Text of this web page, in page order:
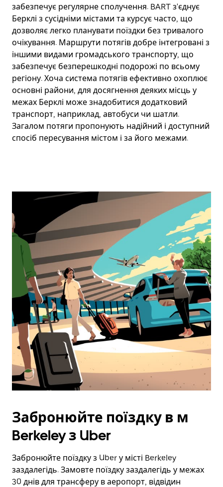
забезпечує регулярне сполучення. BART з'єднує
Берклі з сусідніми містами та курсує часто, що
дозволяє легко планувати поїздки без тривалого
очікування. Маршрути потягів добре інтегровані з
іншими видами громадського транспорту, що
забезпечує безперешкодні подорожі по всьому
регіону. Хоча система потягів ефективно охоплює
основні райони, для досягнення деяких місць у
межах Берклі може знадобитися додатковий
транспорт, наприклад, автобуси чи шатли.
Загалом потяги пропонують надійний і доступний
спосіб пересування містом і за його межами.
Забронюйте поїздку в м
Berkeley з Uber
Забронюйте поїздку з Uber у місті Berkeley
заздалегідь. Замовте поїздку заздалегідь у межах
30 днів для трансферу в аеропорт, відвідин